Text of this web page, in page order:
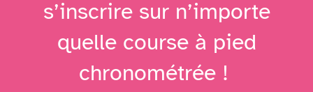
s’inscrire sur n’importe
quelle course à pied
chronométrée !